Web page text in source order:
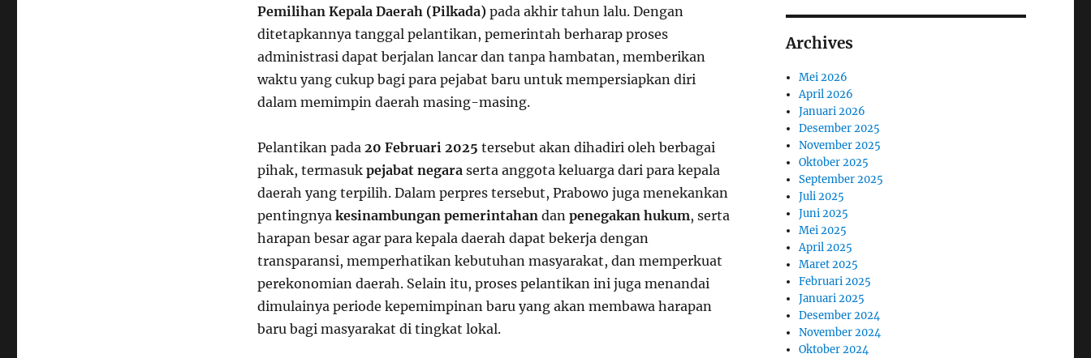
Pemilihan Kepala Daerah (Pilkada)pada akhir tahun lalu. Dengan
ditetapkannya tanggal pelantikan, pemerintah berharap proses
administrasi dapat berjalan lancar dan tanpa hambatan, memberikan
waktu yang cukup bagi para pejabat baru untuk mempersiapkan diri
dalam memimpin daerah masing-masing.
Pelantikan pada 20 Februari 2025 tersebut akan dihadiri oleh berbagai
pihak, termasuk pejabat negara serta anggota keluarga dari para kepala
daerah yang terpilih. Dalam perpres tersebut, Prabowo juga menekankan
pentingnya kesinambungan pemerintahan dan penegakan hukum, serta
harapan besar agar para kepala daerah dapat bekerja dengan
transparansi, memperhatikan kebutuhan masyarakat, dan memperkuat
perekonomian daerah. Selain itu, proses pelantikan ini juga menandai
dimulainya periode kepemimpinan baru yang akan membawa harapan
baru bagi masyarakat di tingkat lokal.
Archives
Mei 2026
April 2026
Januari 2026
Desember 2025
November 2025
Oktober 2025
September 2025
Juli 2025
Juni 2025
Mei 2025
April 2025
Maret 2025
Februari 2025
Januari 2025
Desember 2024
November 2024
Oktober 2024